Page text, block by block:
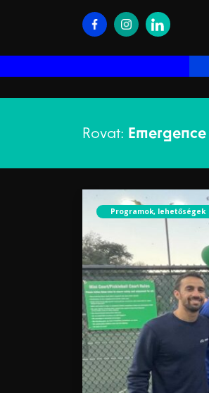
Rovat: Emergence
Programok, lehetőségek